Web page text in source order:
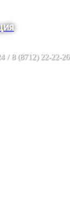
/ 8 (8712) 22-22-26